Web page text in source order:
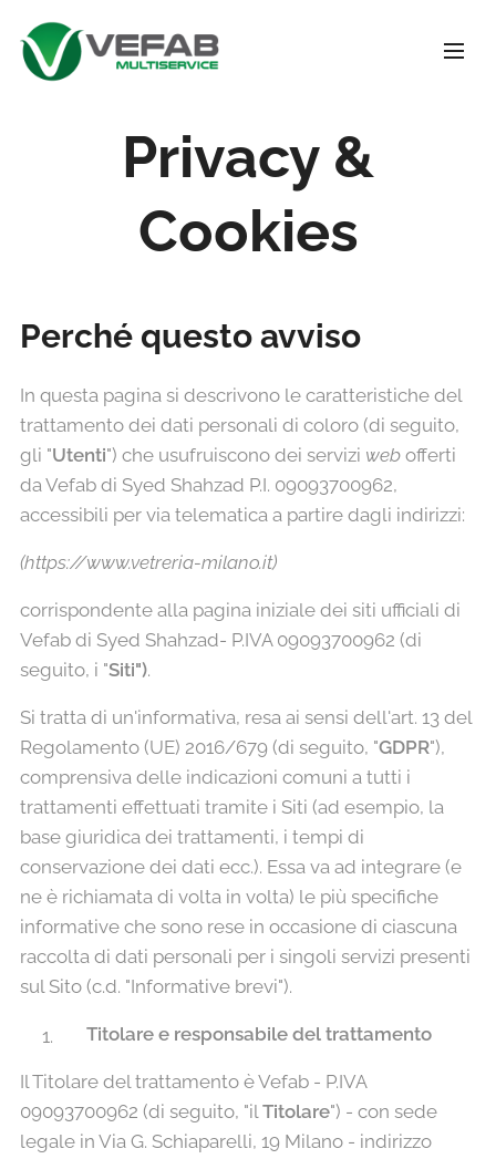
Privacy &
Cookies
Perché questo avviso
In questa pagina si descrivono le caratteristiche del
trattamento dei dati personali di coloro (di seguito,
gli "Utenti") che usufruiscono dei servizi web offerti
da Vefab di Syed Shahzad P.I. 09093700962,
accessibili per via telematica a partire dagli indirizzi:
(https://www.vetreria-milano.it)
corrispondente alla pagina iniziale dei siti ufficiali di
Vefab di Syed Shahzad- P.IVA 09093700962 (di
seguito, i "Siti").
Si tratta di un'informativa, resa ai sensi dell'art. 13 del
Regolamento (UE) 2016/679 (di seguito, "GDPR"),
comprensiva delle indicazioni comuni a tutti i
trattamenti effettuati tramite i Siti (ad esempio, la
base giuridica dei trattamenti, i tempi di
conservazione dei dati ecc.). Essa va ad integrare (e
ne è richiamata di volta in volta) le più specifiche
informative che sono rese in occasione di ciascuna
raccolta di dati personali per i singoli servizi presenti
sul Sito (c.d. "Informative brevi").
Titolare e responsabile del trattamento
Il Titolare del trattamento è Vefab - P.IVA
09093700962 (di seguito, "ilTitolare") - con sede
legale in Via G. Schiaparelli, 19 Milano - indirizzo